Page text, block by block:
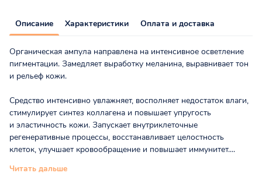
Описание Характеристики Оплата и доставка
Органическая ампула направлена на интенсивное осветление
пигментации. Замедляет выработку меланина, выравнивает тон
и рельеф кожи.
Средство интенсивно увлажняет, восполняет недостаток влаги,
стимулирует синтез коллагена и повышает упругость
и эластичность кожи. Запускает внутриклеточные
регенеративные процессы, восстанавливает целостность
клеток, улучшает кровообращение и повышает иммунитет....
Читать дальше